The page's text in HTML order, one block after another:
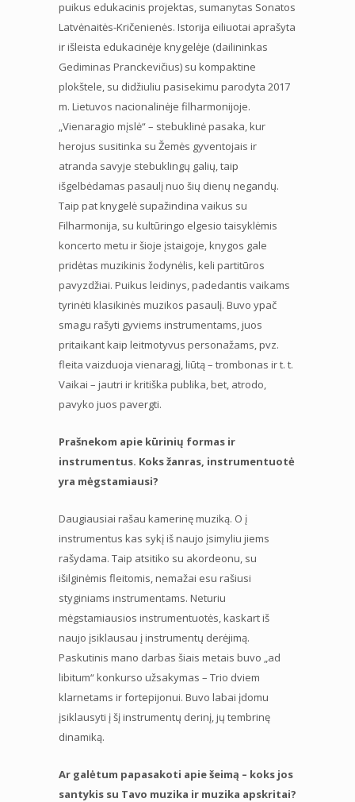
puikus edukacinis projektas, sumanytas Sonatos
Latvėnaitės-Kričenienės. Istorija eiliuotai aprašyta
ir išleista edukacinėje knygelėje (dailininkas
Gediminas Pranckevičius) su kompaktine
plokštele, su didžiuliu pasisekimu parodyta 2017
m. Lietuvos nacionalinėje filharmonijoje.
„Vienaragio mįslė“ – stebuklinė pasaka, kur
herojus susitinka su Žemės gyventojais ir
atranda savyje stebuklingų galių, taip
išgelbėdamas pasaulį nuo šių dienų negandų.
Taip pat knygelė supažindina vaikus su
Filharmonija, su kultūringo elgesio taisyklėmis
koncerto metu ir šioje įstaigoje, knygos gale
pridėtas muzikinis žodynėlis, keli partitūros
pavyzdžiai. Puikus leidinys, padedantis vaikams
tyrinėti klasikinės muzikos pasaulį. Buvo ypač
smagu rašyti gyviems instrumentams, juos
pritaikant kaip leitmotyvus personažams, pvz.
fleita vaizduoja vienaragį, liūtą – trombonas ir t. t.
Vaikai – jautri ir kritiška publika, bet, atrodo,
pavyko juos pavergti.
Prašnekom apie kūrinių formas ir
instrumentus. Koks žanras, instrumentuotė
yra mėgstamiausi?
Daugiausiai rašau kamerinę muziką. O į
instrumentus kas sykį iš naujo įsimyliu jiems
rašydama. Taip atsitiko su akordeonu, su
išilginėmis fleitomis, nemažai esu rašiusi
styginiams instrumentams. Neturiu
mėgstamiausios instrumentuotės, kaskart iš
naujo įsiklausau į instrumentų derėjimą.
Paskutinis mano darbas šiais metais buvo „ad
libitum“ konkurso užsakymas – Trio dviem
klarnetams ir fortepijonui. Buvo labai įdomu
įsiklausyti į šį instrumentų derinį, jų tembrinę
dinamiką.
Ar galėtum papasakoti apie šeimą – koks jos
santykis su Tavo muzika ir muzika apskritai?